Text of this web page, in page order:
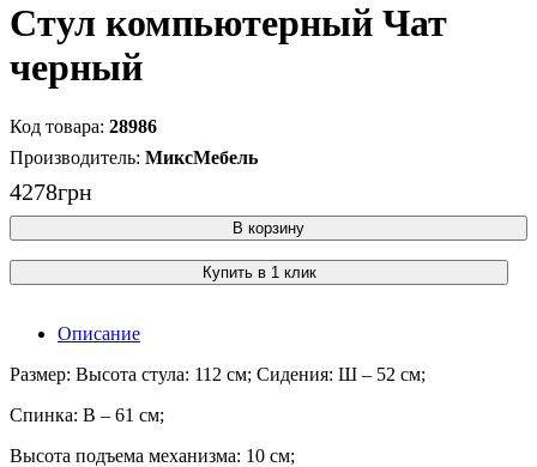
Стул компьютерный Чат
черный
28986
МиксМебель
4278грн
В корзину
Купить в 1 клик
Описание
Размер: Высота стула: 112 см; Сидения: Ш – 52 см;
Спинка: В – 61 см;
Высота подъема механизма: 10 см;